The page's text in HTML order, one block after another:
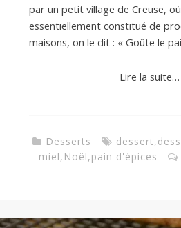
par un petit village de Creuse,
essentiellement constitué de
maisons, on le dit : « Goûte le
Lire la suite…
Desserts dessert,
miel, Noël,pain d'épices